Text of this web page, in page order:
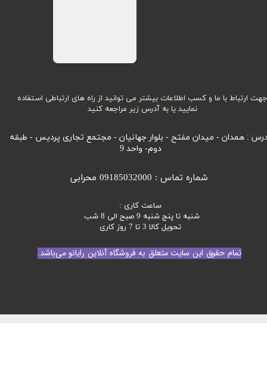
تمام حقوق این سایت متعلق به فروشگاه آنلاین رایانو می‌باشد.
جهت ارتباط با ما و کسب اطلاعات بیشتر می توانید از راه های ارتباطی استفاده
نمایید یا به آدرس زیر مراجعه کنید
: همدان - میدان مفتح - بلوار جهانیان - مجتمع تجاری پردیس - طبقه
دوم- واحد 9
ساعت کاری :
شنبه تا پنج شنبه 9 صبح الی 8 شب
تحویل کالا 3 تا 7 روز کاری
شماره تماس : 09185032000 محرابی